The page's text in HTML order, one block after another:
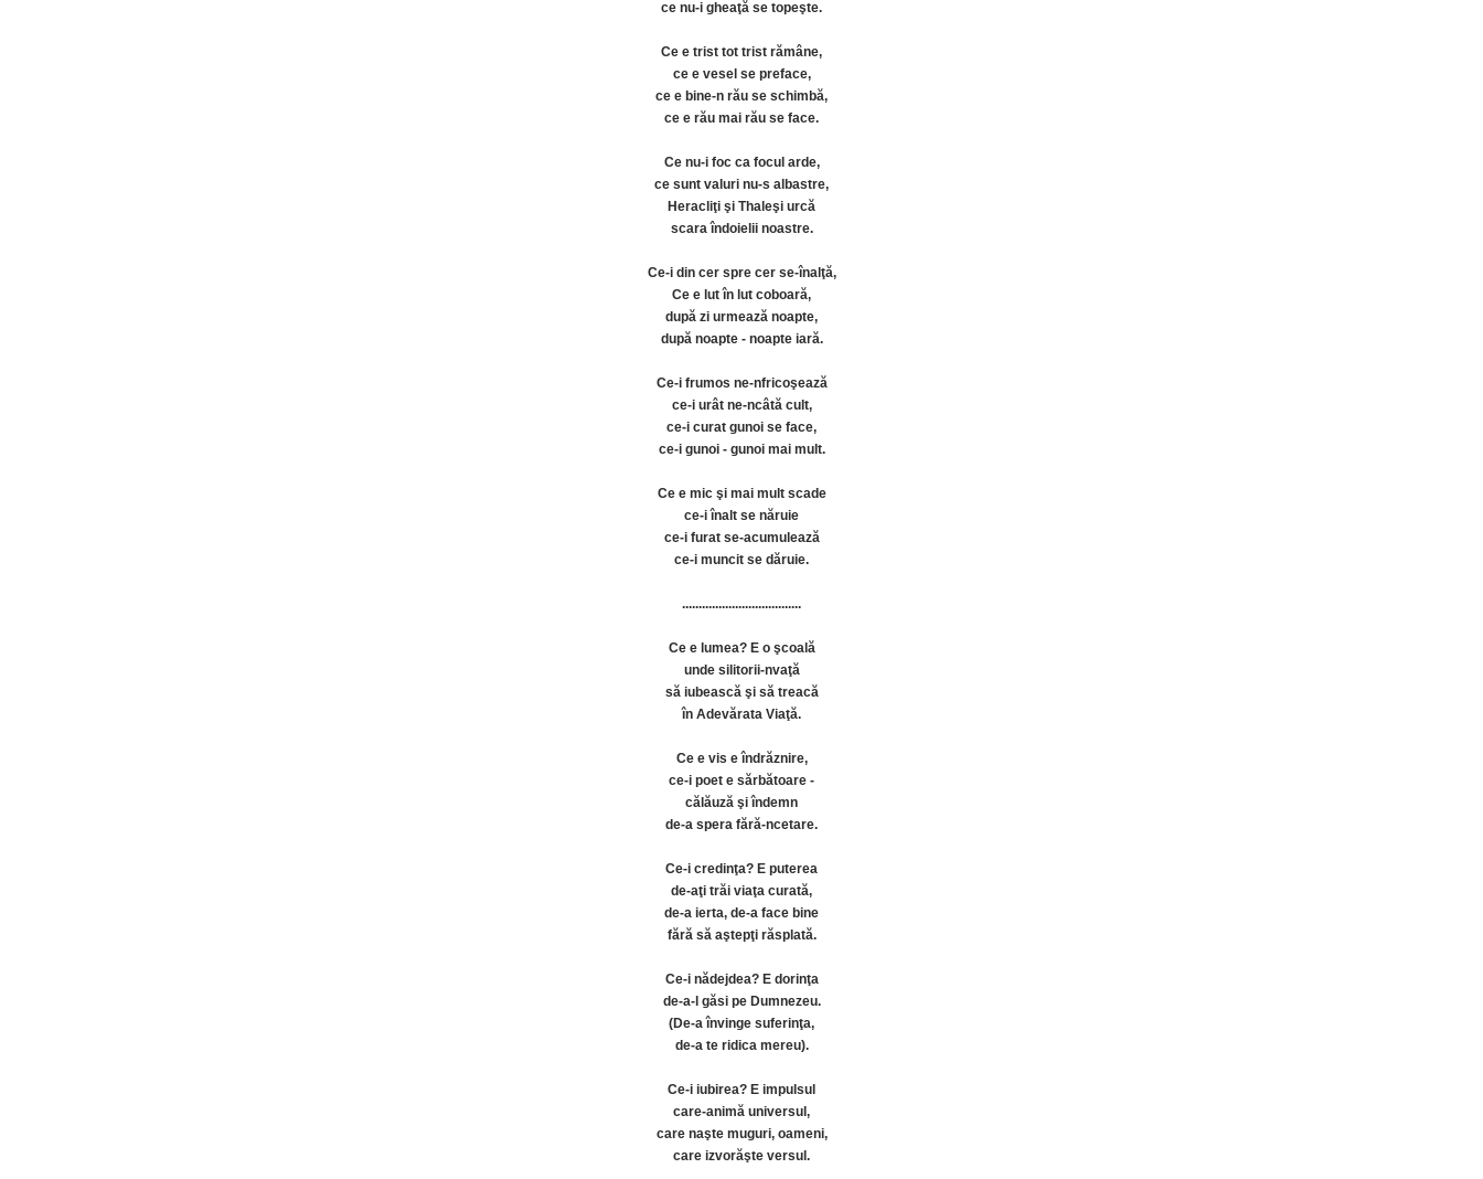
ce nu-i gheaţă se topeşte.
Ce e trist tot trist rămâne,
ce e vesel se preface,
ce e bine-n rău se schimbă,
ce e rău mai rău se face.
Ce nu-i foc ca focul arde,
ce sunt valuri nu-s albastre,
Heracliţi şi Thaleşi urcă
scara îndoielii noastre.
Ce-i din cer spre cer se-înalţă,
Ce e lut în lut coboară,
după zi urmează noapte,
după noapte - noapte iară.
Ce-i frumos ne-nfricoşează
ce-i urât ne-ncâtă cult,
ce-i curat gunoi se face,
ce-i gunoi - gunoi mai mult.
Ce e mic şi mai mult scade
ce-i înalt se năruie
ce-i furat se-acumulează
ce-i muncit se dăruie.
....................................
Ce e lumea? E o şcoală
unde silitorii-nvaţă
să iubească şi să treacă
în Adevărata Viaţă.
Ce e vis e îndrăznire,
ce-i poet e sărbătoare -
călăuză şi îndemn
de-a spera fără-ncetare.
Ce-i credinţa? E puterea
de-aţi trăi viaţa curată,
de-a ierta, de-a face bine
fără să aştepţi răsplată.
Ce-i nădejdea? E dorinţa
de-a-l găsi pe Dumnezeu.
(De-a învinge suferinţa,
de-a te ridica mereu).
Ce-i iubirea? E impulsul
care-animă universul,
care naşte muguri, oameni,
care izvorăşte versul.